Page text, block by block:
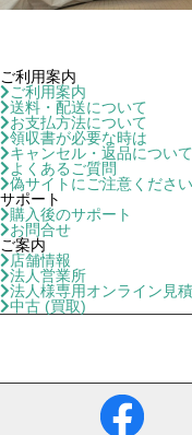
ご利用案内
ご利用案内
送料・配送について
お支払方法について
領収書が必要な時は
キャンセル・返品について
よくあるご質問
偽サイトにご注意ください
サポート
購入後のサポート
お問合せ
ご案内
店舗情報
法人営業所
法人様専用オンライン見
中古 (買取)